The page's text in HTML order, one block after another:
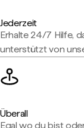
Jederzeit
Erhalte 24/7 Hilfe,
unterstützt von
Überall
Egal wo du bist